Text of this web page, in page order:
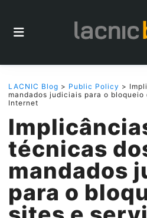
LACNIC Blog > Public Policy >
mandados judiciais para o
Internet
técnicas
mandados
para o